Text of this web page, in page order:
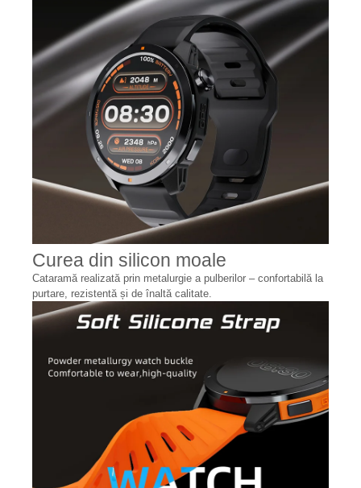
Curea din silicon moale
Cataramă realizată prin metalurgie a pulberilor – confortabilă la
purtare, rezistentă și de înaltă calitate.